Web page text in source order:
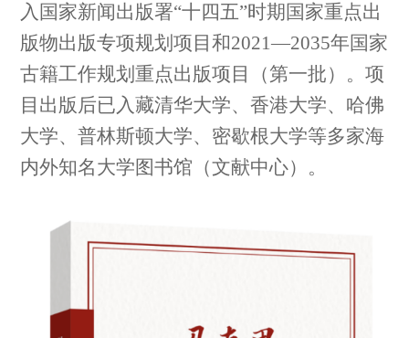
入 国家新闻出版署“十四五”时期国家重点出
版物出版专项规划项目和2021—2035年国家
古籍工作规划重点出版项目（第一批） 。项
目出版后已入藏清华大学、香港大学、 哈佛
大学、普林斯顿大学、密歇根大学等多家海
内外知名大学图书馆（文献中心）。